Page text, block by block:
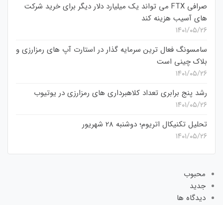
صرافی FTX می تواند یک میلیارد دلار دیگر برای خرید شرکت
های آسیب هزینه کند
۱۴۰۱/۰۵/۲۶
سامسونگ فعال‌ ترین سرمایه‌ گذار در استارت‌ آپ‌ های رمزارزی و
بلاک چینی است
۱۴۰۱/۰۵/۲۶
رشد پنج برابری تعداد کلاهبرداری های رمزارزی در یوتیوب
۱۴۰۱/۰۵/۲۶
تحلیل تکنیکال اتریوم؛ دوشنبه 28 شهریور
۱۴۰۱/۰۵/۲۶
محبوب
جدید
دیدگاه ها